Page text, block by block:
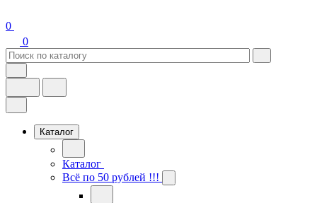
0
0
Каталог
Каталог
Всё по 50 рублей !!!